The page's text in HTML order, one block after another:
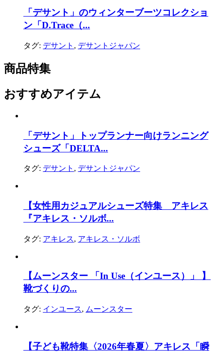
「デサント」のウィンターブーツコレクショ
ン「D.Trace（...
タグ: デサント , デサントジャパン
商品特集
おすすめアイテム
「デサント」トップランナー向けランニング
シューズ「DELTA...
タグ: デサント , デサントジャパン
【女性用カジュアルシューズ特集 アキレス
『アキレス・ソルボ...
タグ: アキレス, アキレス・ソルボ
【ムーンスター 「In Use（インユース）」 】
靴づくりの...
タグ: インユース, ムーンスター
【子ども靴特集〈2026年春夏〉アキレス「瞬